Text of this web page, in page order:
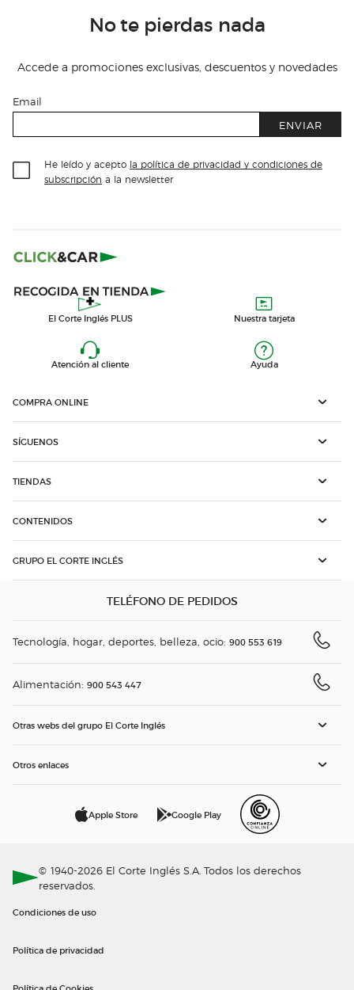
No te pierdas nada
Accede a promociones exclusivas, descuentos y novedades
Email
ENVIAR
He leído y acepto la política de privacidad y condiciones de
subscripción a la newsletter
El Corte Inglés PLUS Nuestra tarjeta
Atención al cliente Ayuda
COMPRA ONLINE
SÍGUENOS
TIENDAS
CONTENIDOS
GRUPO EL CORTE INGLÉS
TELÉFONO DE PEDIDOS
Tecnología, hogar, deportes, belleza, ocio: 900 553 619
Alimentación: 900 543 447
Otras webs del grupo El Corte Inglés
Otros enlaces
Apple Store Google Play
© 1940-2026 El Corte Inglés S.A. Todos los derechos
reservados.
Condiciones de uso
Política de privacidad